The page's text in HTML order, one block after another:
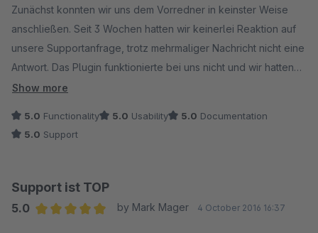
Zunächst konnten wir uns dem Vorredner in keinster Weise
anschließen. Seit 3 Wochen hatten wir keinerlei Reaktion auf
unsere Supportanfrage, trotz mehrmaliger Nachricht nicht eine
Antwort. Das Plugin funktionierte bei uns nicht und wir hatten
um Unterstützung gebeten.
Doch heute erhielten wir eine Reaktion ... Leider war die Firma
wohl ein bisschen "im Stress", so dass Anfragen nicht zeitnah
Ergebnis: Innerhalb einer Stunde wurde sich sehr viel Mühe
Show more
5.0 Functionality 5.0 Usability 5.0 Documentation
5.0 Support
Support ist TOP
5.0
by Mark Mager 4 October 2016 16:37